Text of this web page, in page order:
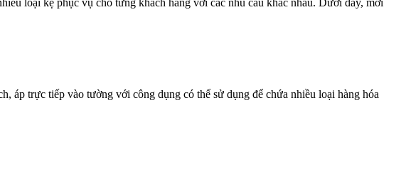
trực tiếp vào tường với công dụng có thể sử dụng để chứa nhiều loại hàng hóa